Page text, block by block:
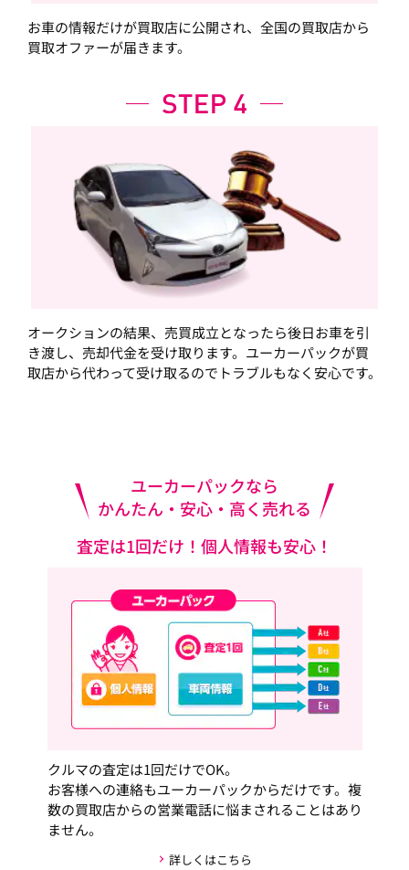
お車の情報だけが買取店に公開され、全国の買取店から
買取オファーが届きます。
オークションの結果、売買成立となったら後日お車を引
き渡し、売却代金を受け取ります。ユーカーパックが買
取店から代わって受け取るのでトラブルもなく安心です。
ユーカーパックなら
かんたん・安心・高く売れる
査定は1回だけ！個人情報も安心！
クルマの査定は1回だけでOK。
お客様への連絡もユーカーパックからだけです。複
数の買取店からの営業電話に悩まされることはあり
ません。
詳しくはこちら